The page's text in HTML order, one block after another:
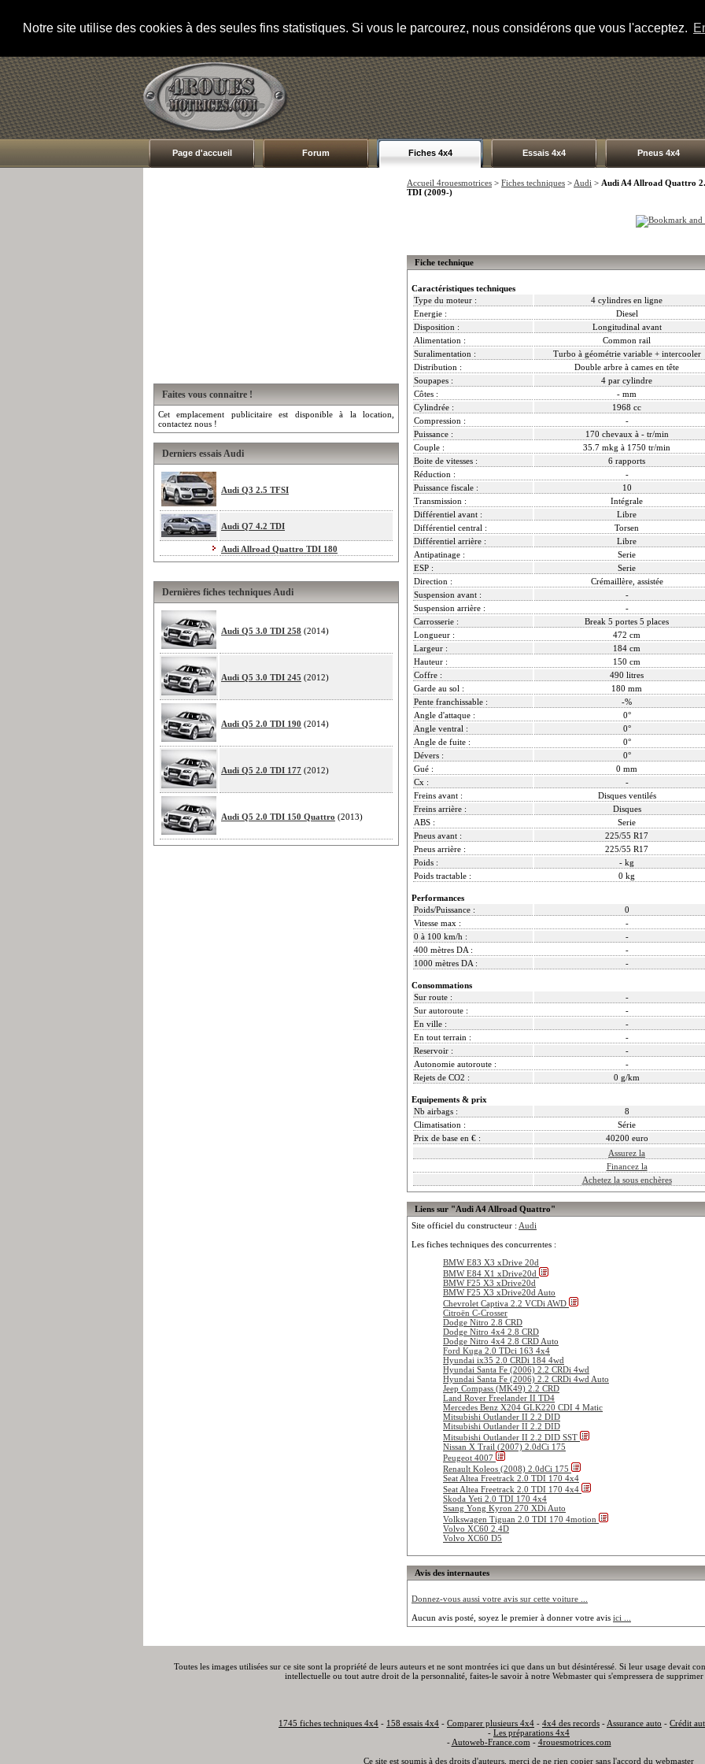
Notre site utilise des cookies à des seules fins statistiques. Si vous le parcourez, nous considérons que vous l'acceptez.
Page d'accueil Forum Fiches 4x4 Essais 4x4 Pneus 4x4
Faites vous connaitre !
Cet emplacement publicitaire est disponible à la location,
contactez nous !
Derniers essais Audi
Audi Q3 2.5 TFSI
Audi Q7 4.2 TDI
Audi Allroad Quattro TDI 180
Dernières fiches techniques Audi
Audi Q5 3.0 TDI 258 (2014)
Audi Q5 3.0 TDI 245 (2012)
Audi Q5 2.0 TDI 190 (2014)
Audi Q5 2.0 TDI 177 (2012)
Audi Q5 2.0 TDI 150 Quattro (2013)
Accueil 4rouesmotrices > Fiches techniques > Audi > Audi A4 Allroad Quattro
TDI (2009-)
Fiche technique
Caractéristiques techniques
Type du moteur :
4 cylindres en ligne
Energie :
Diesel
Disposition :
Longitudinal avant
Alimentation :
Common rail
Suralimentation :
Turbo à géométrie variable + intercooler
Distribution :
Double arbre à cames en tête
Soupapes :
4 par cylindre
Côtes :
- mm
Cylindrée :
1968 cc
Compression :
-
Puissance :
170 chevaux à - tr/min
Couple :
35.7 mkg à 1750 tr/min
Boite de vitesses :
6 rapports
Réduction :
-
Puissance fiscale :
10
Transmission :
Intégrale
Différentiel avant :
Libre
Différentiel central :
Torsen
Différentiel arrière :
Libre
Antipatinage :
Serie
ESP :
Serie
Direction :
Crémaillère, assistée
Suspension avant :
-
Suspension arrière :
-
Carrosserie :
Break 5 portes 5 places
Longueur :
472 cm
Largeur :
184 cm
Hauteur :
150 cm
Coffre :
490 litres
Garde au sol :
180 mm
Pente franchissable :
-%
Angle d'attaque :
0°
Angle ventral :
0°
Angle de fuite :
0°
Dévers :
0°
Gué :
0 mm
Cx :
-
Freins avant :
Disques ventilés
Freins arrière :
Disques
ABS :
Serie
Pneus avant :
225/55 R17
Pneus arrière :
225/55 R17
Poids :
- kg
Poids tractable :
0 kg
Performances
Poids/Puissance :
0
Vitesse max :
-
0 à 100 km/h :
-
400 mètres DA :
-
1000 mètres DA :
-
Consommations
Sur route :
-
Sur autoroute :
-
En ville :
-
En tout terrain :
-
Reservoir :
-
Autonomie autoroute :
-
Rejets de CO2 :
0 g/km
Equipements & prix
Nb airbags :
8
Climatisation :
Série
Prix de base en € :
40200 euro
Assurez la
Financez la
Achetez la sous enchères
Liens sur "Audi A4 Allroad Quattro"
Site officiel du constructeur : Audi
Les fiches techniques des concurrentes :
BMW E83 X3 xDrive 20d
BMW E84 X1 xDrive20d
BMW F25 X3 xDrive20d
BMW F25 X3 xDrive20d Auto
Chevrolet Captiva 2.2 VCDi AWD
Citroën C-Crosser
Dodge Nitro 2.8 CRD
Dodge Nitro 4x4 2.8 CRD
Dodge Nitro 4x4 2.8 CRD Auto
Ford Kuga 2.0 TDci 163 4x4
Hyundai ix35 2.0 CRDi 184 4wd
Hyundai Santa Fe (2006) 2.2 CRDi 4wd
Hyundai Santa Fe (2006) 2.2 CRDi 4wd Auto
Jeep Compass (MK49) 2.2 CRD
Land Rover Freelander II TD4
Mercedes Benz X204 GLK220 CDI 4 Matic
Mitsubishi Outlander II 2.2 DID
Mitsubishi Outlander II 2.2 DID
Mitsubishi Outlander II 2.2 DID SST
Nissan X Trail (2007) 2.0dCi 175
Peugeot 4007
Renault Koleos (2008) 2.0dCi 175
Seat Altea Freetrack 2.0 TDI 170 4x4
Seat Altea Freetrack 2.0 TDI 170 4x4
Skoda Yeti 2.0 TDI 170 4x4
Ssang Yong Kyron 270 XDi Auto
Volkswagen Tiguan 2.0 TDI 170 4motion
Volvo XC60 2.4D
Volvo XC60 D5
Avis des internautes
Donnez-vous aussi votre avis sur cette voiture ...
Aucun avis posté, soyez le premier à donner votre avis ici ...
Toutes les images utilisées sur ce site sont la propriété de leurs auteurs et ne sont montrées ici que dans un but désintéressé. Si leur usage devait
intellectuelle ou tout autre droit de la personnalité, faites-le savoir à notre Webmaster qui s'empressera de
1745 fiches techniques 4x4 - 158 essais 4x4 - Comparer plusieurs 4x4 - 4x4 des records - Assurance auto - Crédit
- Les préparations 4x4
- Autoweb-France.com - 4rouesmotrices.com
Ce site est soumis à des droits d'auteurs, merci de ne rien copier sans l'accord du webmaster